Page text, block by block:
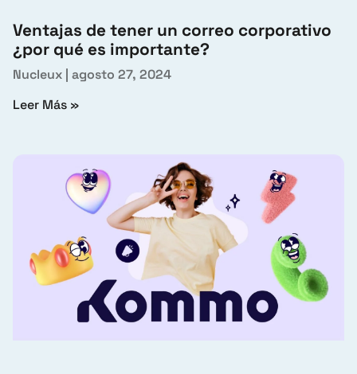
Ventajas de tener un correo corporativo
¿por qué es importante?
Nucleux agosto 27, 2024
Leer Más »